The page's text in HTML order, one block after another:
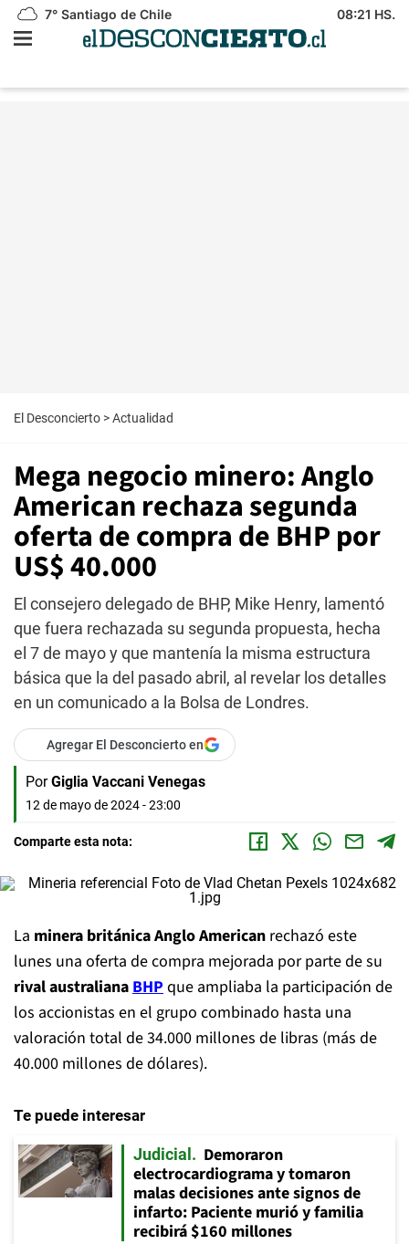
7° Santiago de Chile 08:21 HS.
El Desconcierto >Actualidad
Mega negocio minero: Anglo
American rechaza segunda
oferta de compra de BHP por
US$ 40.000
El consejero delegado de BHP, Mike Henry, lamentó
que fuera rechazada su segunda propuesta, hecha
el 7 de mayo y que mantenía la misma estructura
básica que la del pasado abril, al revelar los detalles
en un comunicado a la Bolsa de Londres.
Agregar El Desconcierto en
Por Giglia Vaccani Venegas
12 de mayo de 2024 - 23:00
Comparte esta nota:
La minera británica Anglo American rechazó este
lunes una oferta de compra mejorada por parte de su
rival australianaBHPque ampliaba la participación de
los accionistas en el grupo combinado hasta una
valoración total de 34.000 millones de libras (más de
40.000 millones de dólares).
Te puede interesar
Judicial
Demoraron
electrocardiograma y tomaron
malas decisiones ante signos de
infarto: Paciente murió y familia
recibirá $160 millones